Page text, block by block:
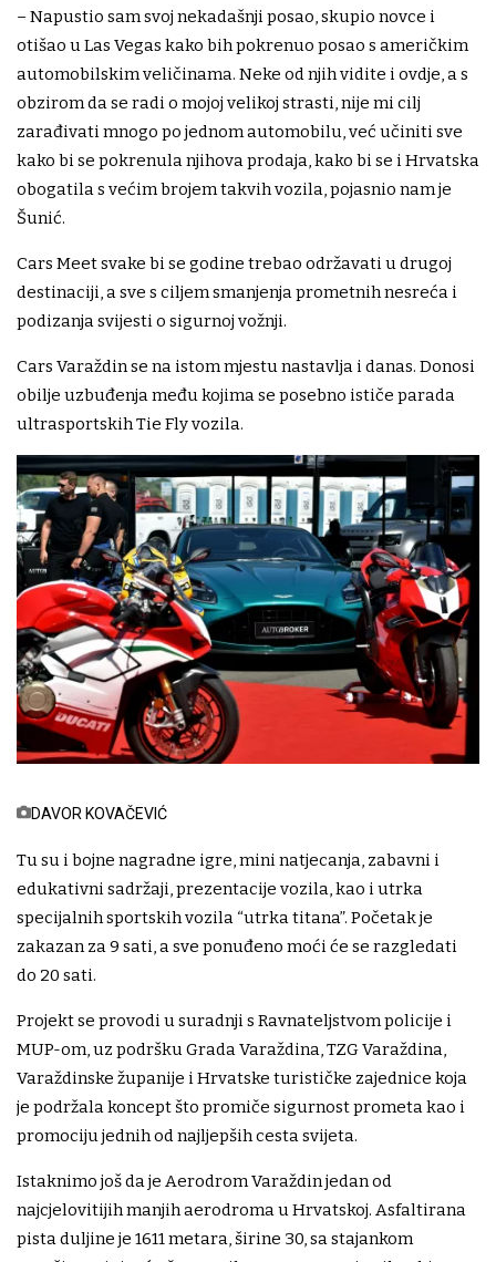
– Napustio sam svoj nekadašnji posao, skupio novce i
otišao u Las Vegas kako bih pokrenuo posao s američkim
automobilskim veličinama. Neke od njih vidite i ovdje, a s
obzirom da se radi o mojoj velikoj strasti, nije mi cilj
zarađivati mnogo po jednom automobilu, već učiniti sve
kako bi se pokrenula njihova prodaja, kako bi se i Hrvatska
obogatila s većim brojem takvih vozila, pojasnio nam je
Šunić.
Cars Meet svake bi se godine trebao održavati u drugoj
destinaciji, a sve s ciljem smanjenja prometnih nesreća i
podizanja svijesti o sigurnoj vožnji.
Cars Varaždin se na istom mjestu nastavlja i danas. Donosi
obilje uzbuđenja među kojima se posebno ističe parada
ultrasportskih Tie Fly vozila.
DAVOR KOVAČEVIĆ
Tu su i bojne nagradne igre, mini natjecanja, zabavni i
edukativni sadržaji, prezentacije vozila, kao i utrka
specijalnih sportskih vozila “utrka titana”. Početak je
zakazan za 9 sati, a sve ponuđeno moći će se razgledati
do 20 sati.
Projekt se provodi u suradnji s Ravnateljstvom policije i
MUP-om, uz podršku Grada Varaždina, TZG Varaždina,
Varaždinske županije i Hrvatske turističke zajednice koja
je podržala koncept što promiče sigurnost prometa kao i
promociju jednih od najljepših cesta svijeta.
Istaknimo još da je Aerodrom Varaždin jedan od
najcjelovitijih manjih aerodroma u Hrvatskoj. Asfaltirana
pista duljine je 1611 metara, širine 30, sa stajankom